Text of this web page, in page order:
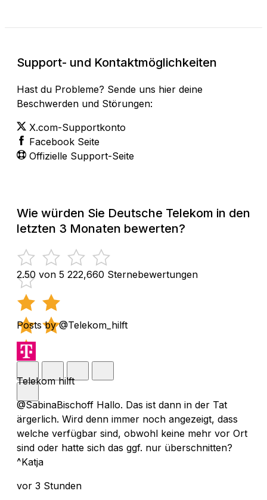
Support- und Kontaktmöglichkeiten
Hast du Probleme? Sende uns hier deine
Beschwerden und Störungen:
X.com-Supportkonto
Facebook Seite
Offizielle Support-Seite
Wie würden Sie Deutsche Telekom in den
letzten 3 Monaten bewerten?
2.50 von 5 222,660 Sternebewertungen
Posts by @Telekom_hilft
Telekom hilft
@SabinaBischoff Hallo. Das ist dann in der Tat
ärgerlich. Wird denn immer noch angezeigt, dass
welche verfügbar sind, obwohl keine mehr vor Ort
sind oder hatte sich das ggf. nur überschnitten?
^Katja
vor 3 Stunden